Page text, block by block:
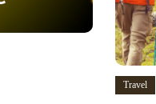
Travel